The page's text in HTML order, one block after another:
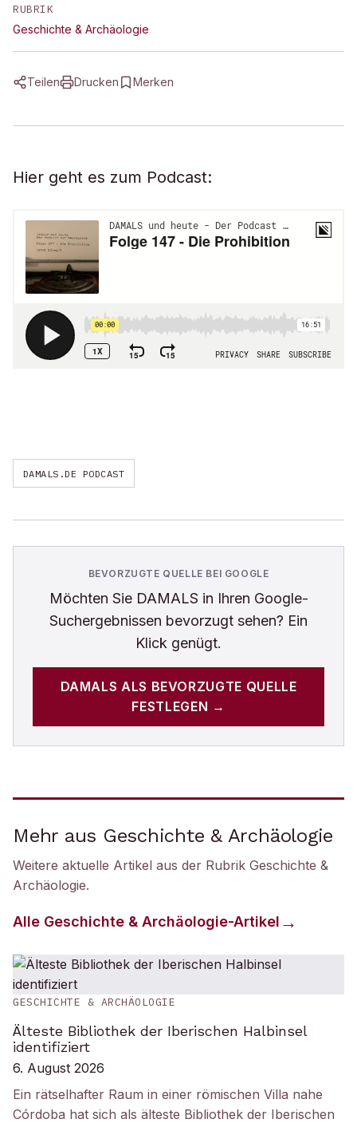
RUBRIK
Geschichte & Archäologie
Teilen Drucken Merken
Hier geht es zum Podcast:
DAMALS.DE PODCAST
BEVORZUGTE QUELLE BEI GOOGLE
Möchten Sie DAMALS in Ihren Google-
Suchergebnissen bevorzugt sehen? Ein
Klick genügt.
DAMALS ALS BEVORZUGTE QUELLE
FESTLEGEN →
Mehr aus Geschichte & Archäologie
Weitere aktuelle Artikel aus der Rubrik Geschichte &
Archäologie.
Alle Geschichte & Archäologie-Artikel
GESCHICHTE & ARCHÄOLOGIE
Älteste Bibliothek der Iberischen Halbinsel
identifiziert
6. August 2026
Ein rätselhafter Raum in einer römischen Villa nahe
Córdoba hat sich als älteste Bibliothek der Iberischen